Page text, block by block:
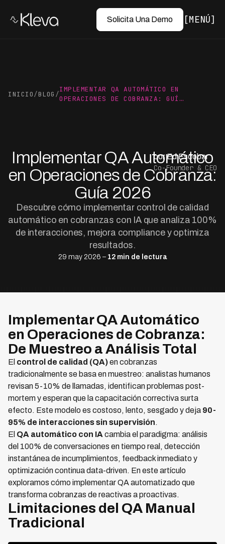
Solicita Una Demo MENÚ
INICIO/BLOG /
IMPLEMENTAR QA AUTOMÁTICO EN
OPERACIONES DE COBRANZA: GUÍ…
Implementar QA Automático
en Operaciones de Cobranza:
Guía 2026
Descubre cómo implementar control de calidad
automático en cobranzas con IA que analiza 100%
de interacciones, mejora compliance y optimiza
resultados.
29 may 2026 – 12 min de lectura
por Ed Escobar
Co-Founder & CEO
Implementar QA Automático
en Operaciones de Cobranza:
De Muestreo a Análisis Total
El control de calidad (QA)en cobranzas
tradicionalmente se basa en muestreo: analistas humanos
revisan 5-10% de llamadas, identifican problemas post-
mortem y esperan que la capacitación correctiva surta
efecto. Este modelo es costoso, lento, sesgado y deja 90-
95% de interacciones sin supervisión.
El QA automático con IA cambia el paradigma: análisis
del 100% de conversaciones en tiempo real, detección
instantánea de incumplimientos, feedback inmediato y
optimización continua data-driven. En este artículo
exploramos cómo implementar QA automatizado que
transforma cobranzas de reactivas a proactivas.
Limitaciones del QA Manual
Tradicional